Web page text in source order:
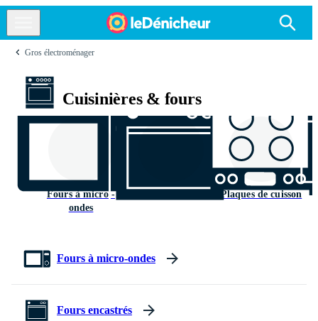
Gros électroménager
Cuisinières & fours
Fours à micro -
ondes
Plaques de cuisson
Fours à micro-ondes
Fours encastrés